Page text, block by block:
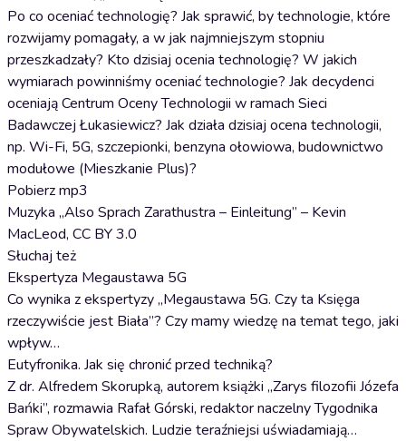
Po co oceniać technologię? Jak sprawić, by technologie, które
rozwijamy pomagały, a w jak najmniejszym stopniu
przeszkadzały? Kto dzisiaj ocenia technologię? W jakich
wymiarach powinniśmy oceniać technologie? Jak decydenci
oceniają Centrum Oceny Technologii w ramach Sieci
Badawczej Łukasiewicz? Jak działa dzisiaj ocena technologii,
np. Wi-Fi, 5G, szczepionki, benzyna ołowiowa, budownictwo
modułowe (Mieszkanie Plus)?
Pobierz mp3
Muzyka „Also Sprach Zarathustra – Einleitung” – Kevin
MacLeod, CC BY 3.0
Słuchaj też
Ekspertyza Megaustawa 5G
Co wynika z ekspertyzy „Megaustawa 5G. Czy ta Księga
rzeczywiście jest Biała”? Czy mamy wiedzę na temat tego, jaki
wpływ…
Eutyfronika. Jak się chronić przed techniką?
Z dr. Alfredem Skorupką, autorem książki „Zarys filozofii Józefa
Bańki”, rozmawia Rafał Górski, redaktor naczelny Tygodnika
Spraw Obywatelskich. Ludzie teraźniejsi uświadamiają…